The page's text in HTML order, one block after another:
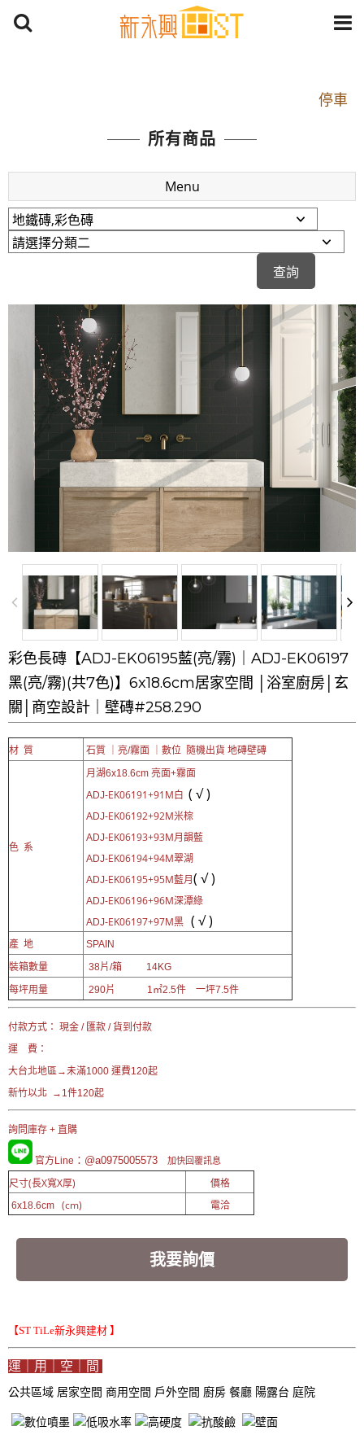
停車
捷運： 中和線【頂溪站 2 號出口】往中山路1段139
原Line已滿 無法加Line好友 請親愛的客戶加入
LINE官方帳號@a0975005573
開車：中山路1段 到永平路路口(樂華夜市口)門口可
停車
捷運： 中和線【頂溪站 2 號出口】往中山路1段139
號約10分鐘
原Line已滿 無法加Line好友 請親愛的客戶加入
LINE官方帳號@a0975005573
所有商品
Menu
彩色長磚【ADJ-EK06195藍(亮/霧)｜ADJ-EK06197
黑(亮/霧)(共7色)】6x18.6cm居家空間 │浴室廚房│玄
關│商空設計｜壁磚#258.290
材 質 石質 ｜亮/霧面 ｜數位 隨機出貨 地磚壁磚
色 系
月湖6x18.6cm 亮面+霧面
ADJ-EK06191+91M白 ( √ )
ADJ-EK06192+92M米棕
ADJ-EK06193+93M月韻藍
ADJ-EK06194+94M翠湖
ADJ-EK06195+95M藍月( √ )
ADJ-EK06196+96M深潭綠
ADJ-EK06197+97M黑 ( √ )
產 地
SPAIN
裝箱數量
38片/箱 14KG
每坪用量
290片 1㎡2.5件 一坪7.5件
付款方式： 現金 / 匯款 / 貨到付款
運 費：
大台北地區→未滿1000 運費120起
新竹以北 →1件120起
詢問庫存 + 直購
官方Line ：@a0975005573 加快回覆訊息
尺寸(長X寬X厚) 價格
6x18.6cm (cm) 電洽
我要詢價
【ST TiLe新永興建材 】
運｜用｜空｜間
公共區域 居家空間 商用空間 戶外空間 廚房 餐廳 陽露台 庭院